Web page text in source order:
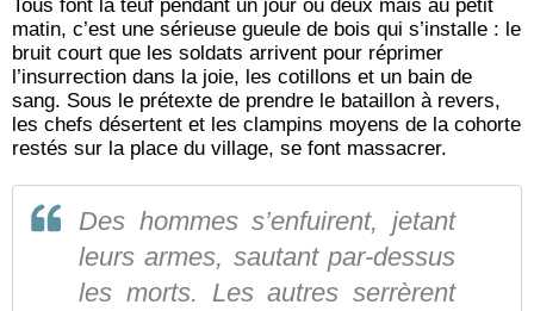
Tous font la teuf pendant un jour ou deux mais au petit
matin, c’est une sérieuse gueule de bois qui s’installe : le
bruit court que les soldats arrivent pour réprimer
l’insurrection dans la joie, les cotillons et un bain de
sang. Sous le prétexte de prendre le bataillon à revers,
les chefs désertent et les clampins moyens de la cohorte
restés sur la place du village, se font massacrer.
Des hommes s’enfuirent, jetant
leurs armes, sautant par-dessus
les morts. Les autres serrèrent